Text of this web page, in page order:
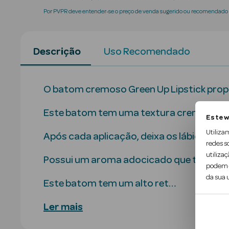
Este
redes
podem
da sua
Por PVPR deve entender-se o preço de venda sugerido ou
Descrição Uso Recomendado
O batom cremoso Green Up Lipstick
Este batom tem uma textura cremosa,
Após cada aplicação, deixa os lábios
Possui um aroma adocicado que torna o
Este batom tem um alto ret…
Ler mais